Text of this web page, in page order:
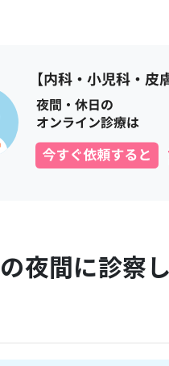
の夜間に診察